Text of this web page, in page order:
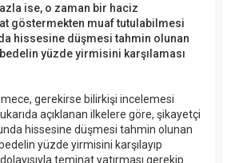
ise, o zaman bir haciz
göstermekten muaf tutulabilmesi
hissesine düşmesi tahmin olunan
yüzde yirmisini karşılaması
gerekirse bilirkişi incelemesi
açıklanan ilkelere göre, şikayetçi
hissesine düşmesi tahmin olunan
yüzde yirmisini karşılayıp
dolayısıyla teminat yatırması gerekip